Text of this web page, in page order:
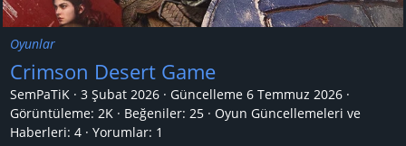
Oyunlar
Crimson Desert Game
SemPaTiK 3 Şubat 2026 Güncelleme 6 Temmuz 2026
Görüntüleme: 2K
Beğeniler: 25
Oyun Güncellemeleri ve
Haberleri: 4 Yorumlar: 1